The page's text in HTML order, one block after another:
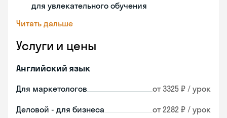
для увлекательного обучения
Читать дальше
Услуги и цены
Английский язык
Для маркетологов от 3325 ₽ / урок
Деловой - для бизнеса от 2282 ₽ / урок